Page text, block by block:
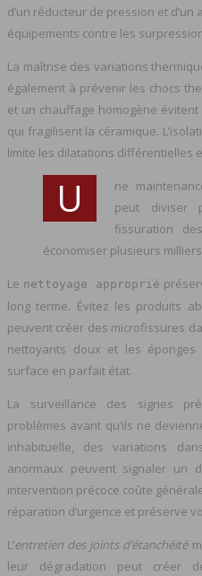
d’un réducteur de pression et
équipements contre les
La maîtrise des variations
également à prévenir les chocs
et un chauffage homogène
qui fragilisent la céramique.
limite les dilatations différentielles
U
ne
peut diviser
fissuration
économiser plusieurs
Le nettoyage approprié
long terme. Évitez les produits
peuvent créer des microfissures
nettoyants doux et les
surface en parfait état.
La surveillance des signes
problèmes avant qu’ils ne
inhabituelle, des variations
anormaux peuvent signaler un
intervention précoce coûte
réparation d’urgence et préserve
L’entretien des joints d’étanchéité
leur dégradation peut créer